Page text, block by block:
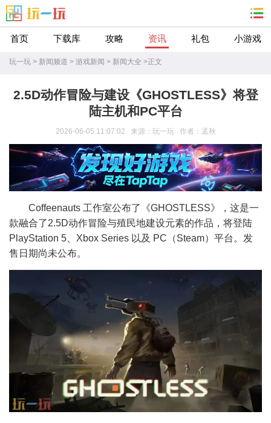
首页 下载库 攻略 资讯 礼包 小游戏
玩一玩 > 新闻频道 > 游戏新闻 > 新闻大全 >正文
2.5D动作冒险与建设《GHOSTLESS》将登
陆主机和PC平台
2026-06-05 11:07:02 来源：玩一玩 作者：孟秋
Coffeenauts 工作室公布了《GHOSTLESS》，这是一
款融合了2.5D动作冒险与殖民地建设元素的作品，将登陆
PlayStation 5、Xbox Series 以及 PC（Steam）平台。发
售日期尚未公布。